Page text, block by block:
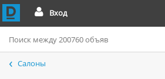
Вход
Cалоны